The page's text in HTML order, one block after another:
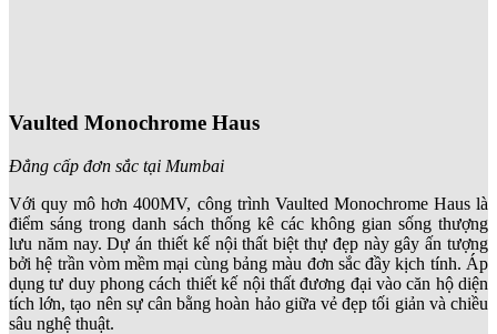
Vaulted Monochrome Haus
Đẳng cấp đơn sắc tại Mumbai
Với quy mô hơn 400MV, công trình Vaulted Monochrome Haus là
điểm sáng trong danh sách thống kê các không gian sống thượng
lưu năm nay. Dự án thiết kế nội thất biệt thự đẹp này gây ấn tượng
bởi hệ trần vòm mềm mại cùng bảng màu đơn sắc đầy kịch tính. Áp
dụng tư duy phong cách thiết kế nội thất đương đại vào căn hộ diện
tích lớn, tạo nên sự cân bằng hoàn hảo giữa vẻ đẹp tối giản và chiều
sâu nghệ thuật.